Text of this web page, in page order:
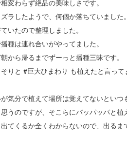
変わらず絶品の美味しさです。
ラしたようで、何個か落ちていました。
いたので整理しました。
種は連れ合いがやってました。
から帰るまでずーっと播種三昧です。
りと #巨大ひまわり も植えたと言って
気分で植えて場所は覚えてないといつ
うのですが、そこらにパッパッパと植
てくるか全くわからないので、出るま